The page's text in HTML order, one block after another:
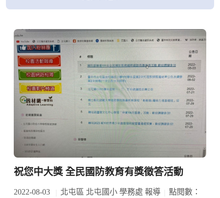
祝您中大獎 全民國防教育有獎徵答活動
2022-08-03 北屯區 北屯國小 學務處 報導
點閱數：